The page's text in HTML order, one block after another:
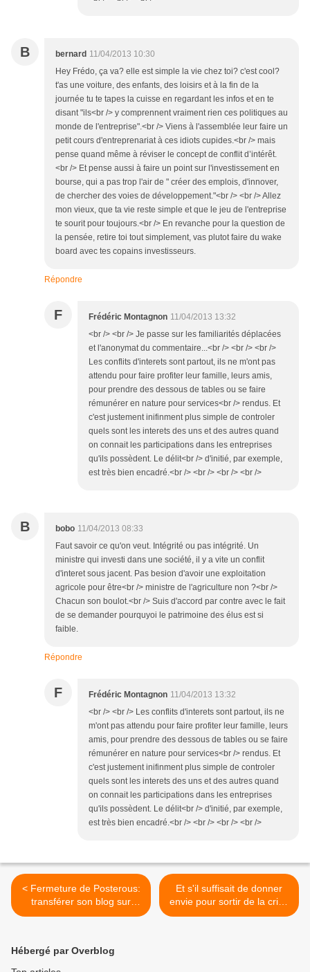
B bernard 11/04/2013 10:30
Hey Frédo, ça va? elle est simple la vie chez toi? c'est cool?
t'as une voiture, des enfants, des loisirs et à la fin de la
journée tu te tapes la cuisse en regardant les infos et en te
disant "ils<br /> y comprennent vraiment rien ces politiques au
monde de l'entreprise".<br /> Viens à l'assemblée leur faire un
petit cours d'entreprenariat à ces idiots cupides.<br /> mais
pense quand même à réviser le concept de conflit d’intérêt.
<br /> Et pense aussi à faire un point sur l'investissement en
bourse, qui a pas trop l'air de " créer des emplois, d'innover,
de chercher des voies de développement."<br /> <br /> Allez
mon vieux, que ta vie reste simple et que le jeu de l'entreprise
te sourit pour toujours.<br /> En revanche pour la question de
la pensée, retire toi tout simplement, vas plutot faire du wake
board avec tes copains investisseurs.
Répondre
F Frédéric Montagnon 11/04/2013 13:32
<br /> <br /> Je passe sur les familiarités déplacées
et l'anonymat du commentaire...<br /> <br /> <br />
Les conflits d'interets sont partout, ils ne m'ont pas
attendu pour faire profiter leur famille, leurs amis,
pour prendre des dessous de tables ou se faire
rémunérer en nature pour services<br /> rendus. Et
c'est justement inifinment plus simple de controler
quels sont les interets des uns et des autres quand
on connait les participations dans les entreprises
qu'ils possèdent. Le délit<br /> d'initié, par exemple,
est très bien encadré.<br /> <br /> <br /> <br />
B bobo 11/04/2013 08:33
Faut savoir ce qu'on veut. Intégrité ou pas intégrité. Un
ministre qui investi dans une société, il y a vite un conflit
d'interet sous jacent. Pas besion d'avoir une exploitation
agricole pour être<br /> ministre de l'agriculture non ?<br />
Chacun son boulot.<br /> Suis d'accord par contre avec le fait
de se demander pourquyoi le patrimoine des élus est si
faible.
Répondre
F Frédéric Montagnon 11/04/2013 13:32
<br /> <br /> Les conflits d'interets sont partout, ils ne
m'ont pas attendu pour faire profiter leur famille, leurs
amis, pour prendre des dessous de tables ou se faire
rémunérer en nature pour services<br /> rendus. Et
c'est justement inifinment plus simple de controler
quels sont les interets des uns et des autres quand
on connait les participations dans les entreprises
qu'ils possèdent. Le délit<br /> d'initié, par exemple,
est très bien encadré.<br /> <br /> <br /> <br />
< Fermeture de Posterous:
transférer son blog sur
OverBlog
Et s'il suffisait de donner
envie pour sortir de la crise
? >
Hébergé par Overblog